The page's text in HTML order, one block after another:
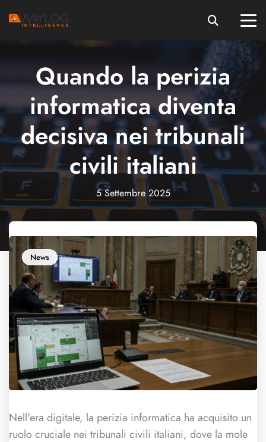
Quando la perizia
informatica diventa
decisiva nei tribunali
civili italiani
5 Settembre 2025
News
Nell'era digitale, la perizia informatica ha acquisito un
ruolo cruciale nei tribunali civili italiani, dove la mole